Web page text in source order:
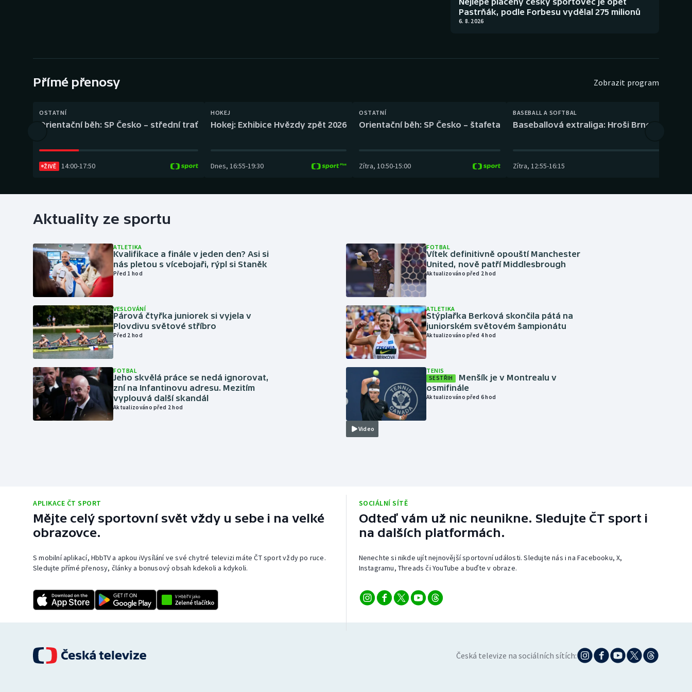
Gymnastika Plážový volejbal
Pastrňák, podle Forbesu vydělal 275 milionů
6. 8. 2026
Přímé přenosy Zobrazit program
OSTATNÍ
Orientační běh: SP Česko – střední trať
ŽIVĚ 14:00-17:50
HOKEJ
Hokej: Exhibice Hvězdy zpět 2026
Dnes, 16:55-19:30
OSTATNÍ
Orientační běh: SP Česko – štafeta
Zítra, 10:50-15:00
BASEBALL A SOFTBAL
Baseballová extraliga: Hroši Brno – Eagles
Zítra, 12:55-16:15
Aktuality ze sportu
ATLETIKA
Kvalifikace a finále v jeden den? Asi si
nás pletou s vícebojaři, rýpl si Staněk
Před 1 hod
VESLOVÁNÍ
Párová čtyřka juniorek si vyjela v
Plovdivu světové stříbro
Před 2 hod
FOTBAL
Jeho skvělá práce se nedá ignorovat,
zní na Infantinovu adresu. Mezitím
vyplouvá další skandál
Aktualizováno před 2 hod
FOTBAL
Vítek definitivně opouští Manchester
United, nově patří Middlesbrough
Aktualizováno před 2 hod
ATLETIKA
Stýplařka Berková skončila pátá na
juniorském světovém šampionátu
Aktualizováno před 4 hod
Video
TENIS
SESTŘIH
Menšík je v Montrealu v
osmifinále
Aktualizováno před 6 hod
APLIKACE ČT SPORT
Mějte celý sportovní svět vždy u sebe i na velké
obrazovce.
S mobilní aplikací, HbbTV a apkou iVysílání ve své chytré televizi máte ČT sport vždy po ruce.
Sledujte přímé přenosy, články a bonusový obsah kdekoli a kdykoli.
SOCIÁLNÍ SÍTĚ
Odteď vám už nic neunikne. Sledujte ČT sport i
na dalších platformách.
Nenechte si nikde ujít nejnovější sportovní události. Sledujte nás i na Facebooku, X,
Instagramu, Threads či YouTube a buďte v obraze.
Česká televize na sociálních sítích: